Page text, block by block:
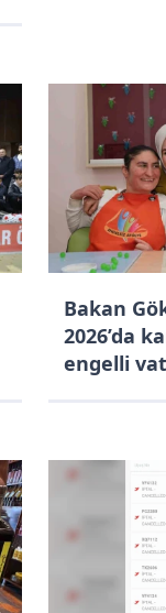
Bakan
2026’da
engelli